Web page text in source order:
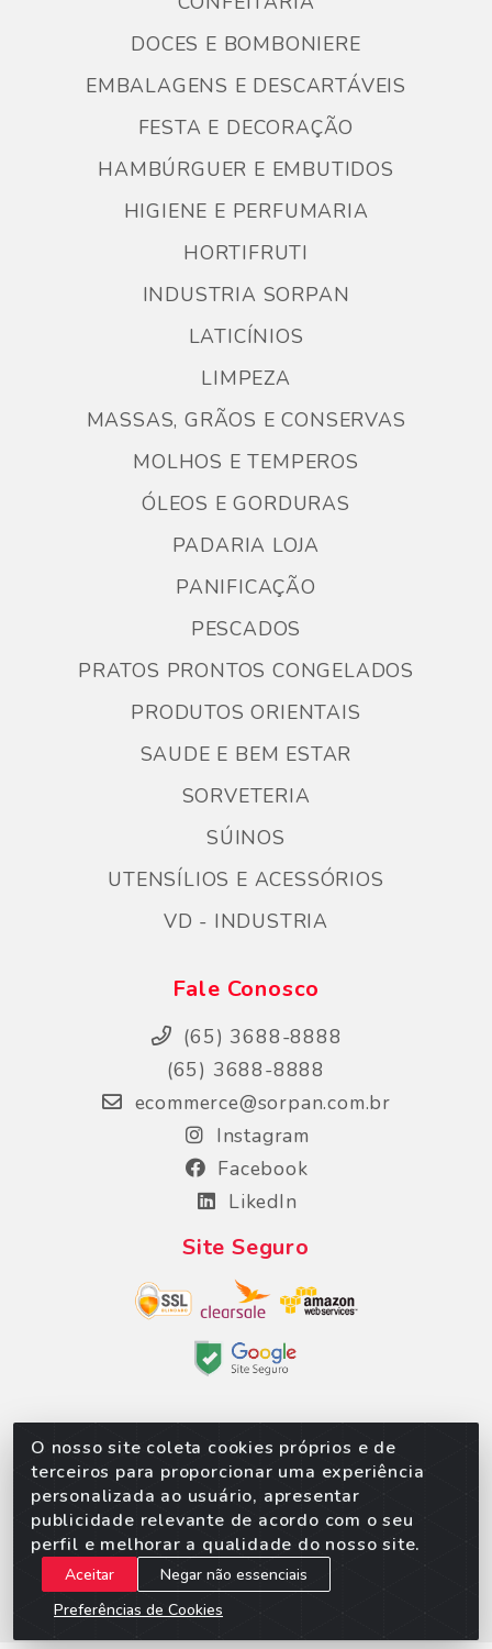
O nosso site coleta cookies próprios e de
terceiros para proporcionar uma experiência
personalizada ao usuário, apresentar
publicidade relevante de acordo com o seu
perfil e melhorar a qualidade do nosso site.
Aceitar
Negar não essenciais
Preferências de Cookies
DOCES E BOMBONIERE
EMBALAGENS E DESCARTÁVEIS
FESTA E DECORAÇÃO
HAMBÚRGUER E EMBUTIDOS
HIGIENE E PERFUMARIA
HORTIFRUTI
INDUSTRIA SORPAN
LATICÍNIOS
LIMPEZA
MASSAS, GRÃOS E CONSERVAS
MOLHOS E TEMPEROS
ÓLEOS E GORDURAS
PADARIA LOJA
PANIFICAÇÃO
PESCADOS
PRATOS PRONTOS CONGELADOS
PRODUTOS ORIENTAIS
SAUDE E BEM ESTAR
SORVETERIA
SÚINOS
UTENSÍLIOS E ACESSÓRIOS
VD - INDUSTRIA
Fale Conosco
(65) 3688-8888
(65) 3688-8888
ecommerce@sorpan.com.br
Instagram
Facebook
LikedIn
Site Seguro
Sorpan - Rodovia dos Imigrantes, Lote 06, São
Matheus, Várzea Grande/MT – CEP 78152-135 - CNPJ
02.623.537/0010-24